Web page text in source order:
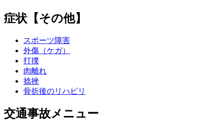
症状【その他】
スポーツ障害
外傷（ケガ）
打撲
肉離れ
捻挫
骨折後のリハビリ
交通事故メニュー